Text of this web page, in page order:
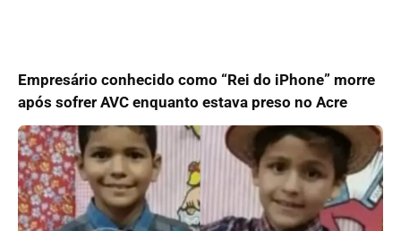
Empresário conhecido como “Rei do iPhone” morre
após sofrer AVC enquanto estava preso no Acre